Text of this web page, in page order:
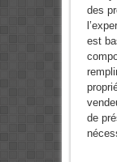
des
est
de